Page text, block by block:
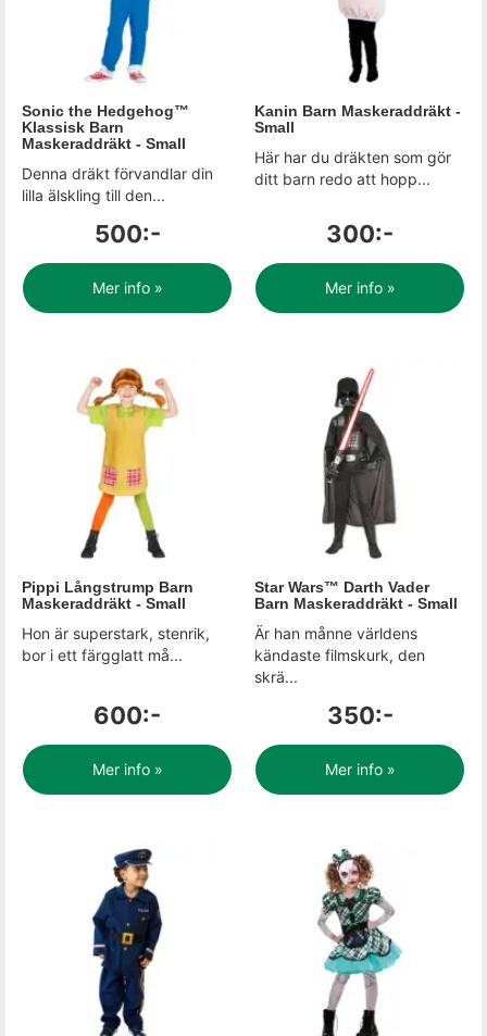
Sonic the Hedgehog™
Klassisk Barn
Maskeraddräkt - Small
Denna dräkt förvandlar din
lilla älskling till den...
500:-
Mer info »
Kanin Barn Maskeraddräkt -
Small
Här har du dräkten som gör
ditt barn redo att hopp...
300:-
Mer info »
Pippi Långstrump Barn
Maskeraddräkt - Small
Hon är superstark, stenrik,
bor i ett färgglatt må...
600:-
Mer info »
Star Wars™ Darth Vader
Barn Maskeraddräkt - Small
Är han månne världens
kändaste filmskurk, den
skrä...
350:-
Mer info »